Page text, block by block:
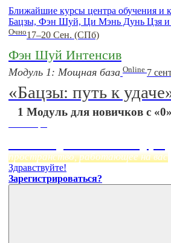
Ближайшие курсы центра обучения и
Бацзы, Фэн Шуй, Ци Мэнь Дунь Цзя и
Очно17–20 Сен. (СПб)
Фэн Шуй Интенсив
Модуль 1: Мощная база Online 7
«Бацзы: путь к
1 Модуль для новичков с «0»
пространство, работающее на вас
Здравствуйте!
Зарегистрироваться?